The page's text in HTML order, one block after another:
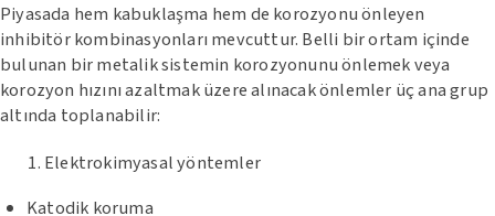
Piyasada hem kabuklaşma hem de korozyonu önleyen
inhibitör kombinasyonları mevcuttur. Belli bir ortam içinde
bulunan bir metalik sistemin korozyonunu önlemek veya
korozyon hızını azaltmak üzere alınacak önlemler üç ana grup
altında toplanabilir:
Elektrokimyasal yöntemler
Katodik koruma